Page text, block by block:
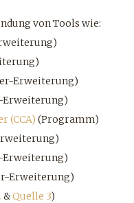
von Tools wie:
Erweiterung)
Erweiterung)
(CCA) (Programm)
Erweiterung)
Erweiterung)
&Quelle 3)